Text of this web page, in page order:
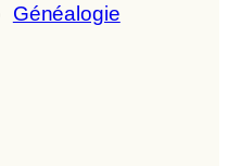
Généalogie